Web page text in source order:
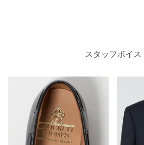
スタッフボイス